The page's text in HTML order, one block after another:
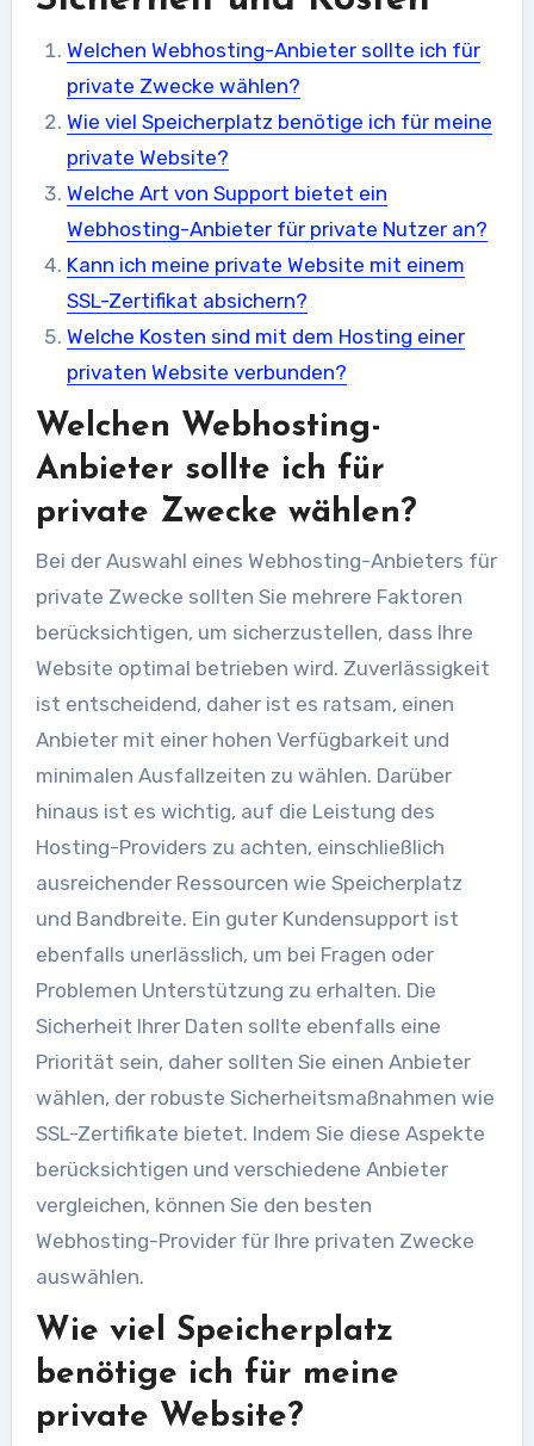
Welchen Webhosting-Anbieter sollte ich für
private Zwecke wählen?
Wie viel Speicherplatz benötige ich für meine
private Website?
Welche Art von Support bietet ein
Webhosting-Anbieter für private Nutzer an?
Kann ich meine private Website mit einem
SSL-Zertifikat absichern?
Welche Kosten sind mit dem Hosting einer
privaten Website verbunden?
Welchen Webhosting-
Anbieter sollte ich für
private Zwecke wählen?
Bei der Auswahl eines Webhosting-Anbieters für
private Zwecke sollten Sie mehrere Faktoren
berücksichtigen, um sicherzustellen, dass Ihre
Website optimal betrieben wird. Zuverlässigkeit
ist entscheidend, daher ist es ratsam, einen
Anbieter mit einer hohen Verfügbarkeit und
minimalen Ausfallzeiten zu wählen. Darüber
hinaus ist es wichtig, auf die Leistung des
Hosting-Providers zu achten, einschließlich
ausreichender Ressourcen wie Speicherplatz
und Bandbreite. Ein guter Kundensupport ist
ebenfalls unerlässlich, um bei Fragen oder
Problemen Unterstützung zu erhalten. Die
Sicherheit Ihrer Daten sollte ebenfalls eine
Priorität sein, daher sollten Sie einen Anbieter
wählen, der robuste Sicherheitsmaßnahmen wie
SSL-Zertifikate bietet. Indem Sie diese Aspekte
berücksichtigen und verschiedene Anbieter
vergleichen, können Sie den besten
Webhosting-Provider für Ihre privaten Zwecke
auswählen.
Wie viel Speicherplatz
benötige ich für meine
private Website?